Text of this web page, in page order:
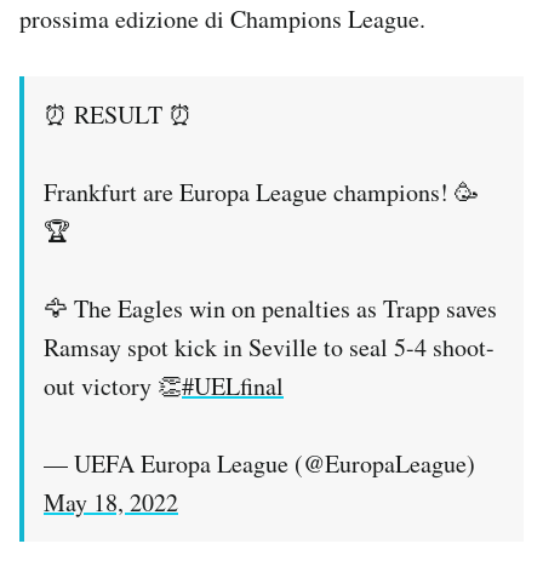
prossima edizione di Champions League.
⏰ RESULT ⏰
Frankfurt are Europa League champions! 🥳
🏆
🦅 The Eagles win on penalties as Trapp saves
Ramsay spot kick in Seville to seal 5-4 shoot-
out victory 👏#UELfinal
— UEFA Europa League (@EuropaLeague)
May 18, 2022